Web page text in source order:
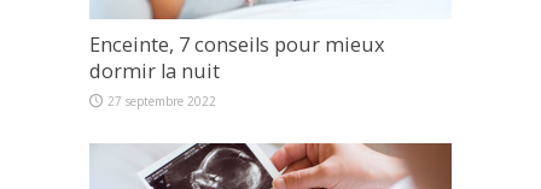
Enceinte, 7 conseils pour mieux
dormir la nuit
27 septembre 2022